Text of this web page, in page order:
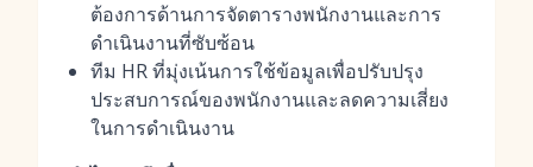
ต้องการด้านการจัดตารางพนักงานและการ
ดำเนินงานที่ซับซ้อน
ทีม HR ที่มุ่งเน้นการใช้ข้อมูลเพื่อปรับปรุง
ประสบการณ์ของพนักงานและลดความเสี่ยง
ในการดำเนินงาน